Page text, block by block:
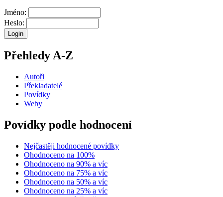
Jméno:
Heslo:
Přehledy A-Z
Autoři
Překladatelé
Povídky
Weby
Povídky podle hodnocení
Nejčastěji hodnocené povídky
Ohodnoceno na 100%
Ohodnoceno na 90% a víc
Ohodnoceno na 75% a víc
Ohodnoceno na 50% a víc
Ohodnoceno na 25% a víc